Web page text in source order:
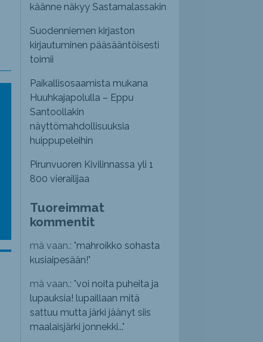
käänne näkyy Sastamalassakin
Suodenniemen kirjaston
kirjautuminen pääsääntöisesti
toimii
Paikallisosaamista mukana
Huuhkajapolulla – Eppu
Santoollakin
näyttömahdollisuuksia
huippupeleihin
Pirunvuoren Kivilinnassa yli 1
800 vierailijaa
Tuoreimmat
kommentit
mä vaan.: "mahroikko sohasta
kusiaipesään!"
mä vaan.: "voi noita puheita ja
lupauksia! lupaillaan mitä
sattuu mutta järki jäänyt siis
maalaisjärki jonnekki..."